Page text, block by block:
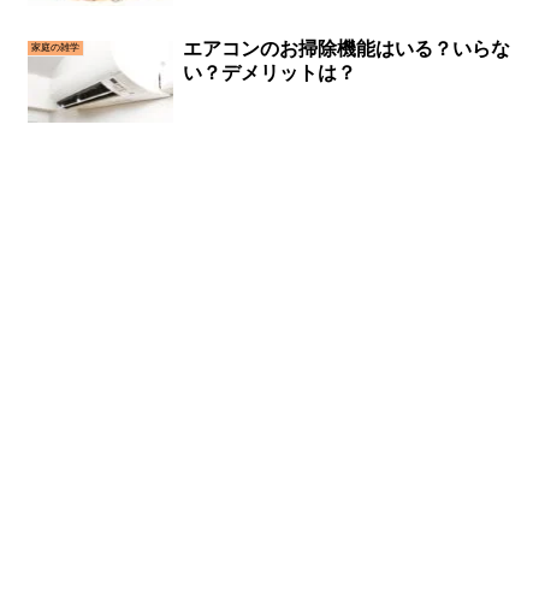
家庭の雑学
エアコンのお掃除機能はいる？いらな
い？デメリットは？